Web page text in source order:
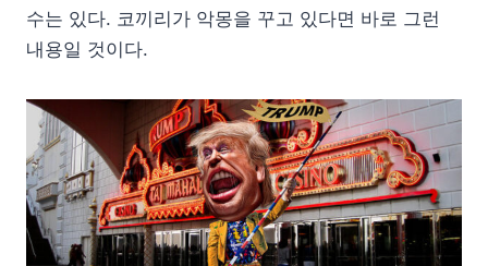
수는 있다. 코끼리가 악몽을 꾸고 있다면 바로 그런
내용일 것이다.